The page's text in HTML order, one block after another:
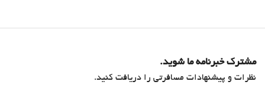
مشترک خبرنامه ما شوید.
نظرات و پیشنهادات مسافرتی را دریافت کنید.